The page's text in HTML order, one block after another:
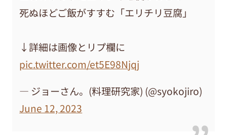
死ぬほどご飯がすすむ「エリチリ豆腐」
↓詳細は画像とリプ欄に
pic.twitter.com/et5E98Njqj
— ジョーさん。(料理研究家) (@syokojiro)
June 12, 2023